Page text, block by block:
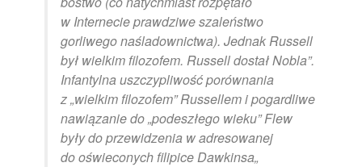
w Internecie prawdziwe szaleństwo
gorliwego naśladownictwa). Jednak Russell
był wielkim filozofem. Russell dostał Nobla”.
Infantylna uszczypliwość porównania
z „wielkim filozofem” Russellem i pogardliwe
nawiązanie do „podeszłego wieku” Flew
były do przewidzenia w adresowanej
do oświeconych filipice Dawkinsa„